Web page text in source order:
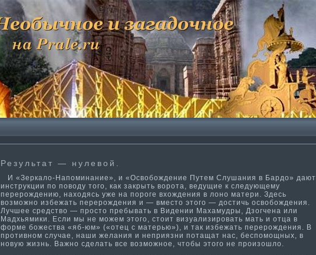
Результат — нулевой.
И «Зеркало-Напоминание», и «Освобождение Путем Слушания в Бардо» дают
инструкции по поводу того, как закрыть ворота, ведущие к следующему
перерождению, находясь уже на пороге вхождения в лоно ма­тери. Здесь
возможно избежать перерождения и — вместо этого — дости­чь освобождения.
Лучшее средство — просто пребывать в Видении Махамудры, Дзогчена или
Мадхьямики. Если мы не можем этого, стоит визуализировать ма­ть и отца в
форме божества «яб-юм» («отец с ма­терью»), и так избежать перерождения. В
проти­вном случае, наши желания и неприязни потащат нас, беспомощных, в
новую жизнь. Важно сделать все возможное, чтобы этого не произошло.